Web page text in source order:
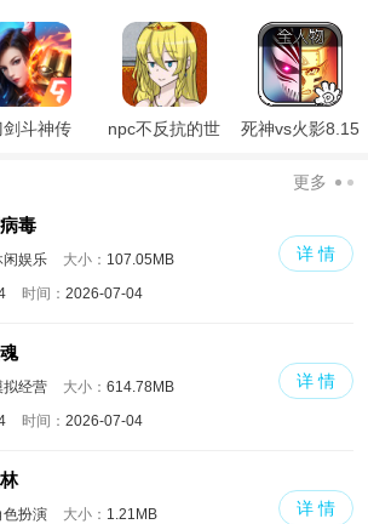
剑斗神传
npc不反抗的世
死神vs火影8.15
更多
毒
闲娱乐 大小： 107.05MB
时间： 2026-07-04
详 情
拟经营 大小： 614.78MB
时间： 2026-07-04
详 情
色扮演 大小： 1.21MB
详 情